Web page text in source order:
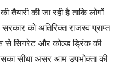
की जा रही है ताकि लोगों
को अतिरिक्त राजस्व प्राप्त
से सिगरेट और कोल्ड ड्रिंक की
सीधा असर आम उपभोक्ता की